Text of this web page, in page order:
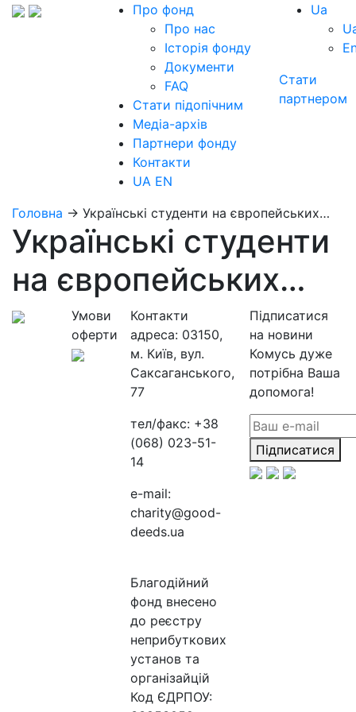
Про фонд
Про нас
Історія фонду
Документи
FAQ
Стати підопічним
Медіа-архів
Партнери фонду
Контакти
UA EN
Ua
Стати
партнером
Головна → Українські студенти на європейських…
Українські студенти
на європейських…
Умови
оферти
Контакти
адреса: 03150,
м. Київ, вул.
Саксаганського,
77
тел/факс: +38
(068) 023-51-
14
e-mail:
charity@good-
deeds.ua
Благодійний
фонд внесено
до реєстру
неприбуткових
установ та
організайцій
Код ЄДРПОУ:
Підписатися
на новини
Комусь дуже
потрібна Ваша
допомога!
Підписатися